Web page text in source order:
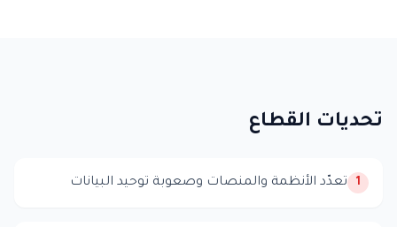
تحديات القطاع
1 تعدّد الأنظمة والمنصات وصعوبة توحيد البيانات